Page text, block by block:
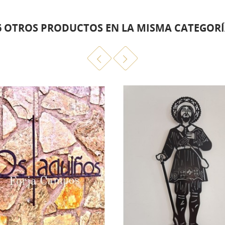
OTROS PRODUCTOS EN LA MISMA